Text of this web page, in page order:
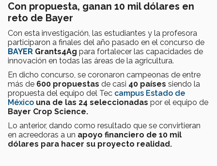
Con propuesta, ganan 10 mil dólares en
reto de Bayer
Con esta investigación, las estudiantes y la profesora
participaron a finales del año pasado en el concurso de
BAYER Grants4Ag para fortalecer las capacidades de
innovación en todas las áreas de la agricultura.
En dicho concurso, se coronaron campeonas de entre
más de 600 propuestas de casi 40 países siendo la
propuesta del equipo del Tec campus Estado de
México una de las 24 seleccionadas por el equipo de
Bayer Crop Science.
Lo anterior, dando como resultado que se convirtieran
en acreedoras a un apoyo financiero de 10 mil
dólares para hacer su proyecto realidad.